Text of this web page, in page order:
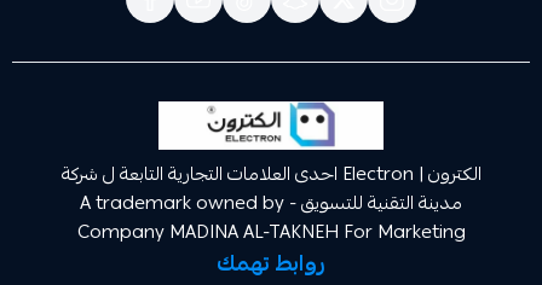
الكترون | Electron احدى العلامات التجارية التابعة ل شركة
مدينة التقنية للتسويق A trademark owned by -
Company MADINA AL-TAKNEH For
روابط تهمك